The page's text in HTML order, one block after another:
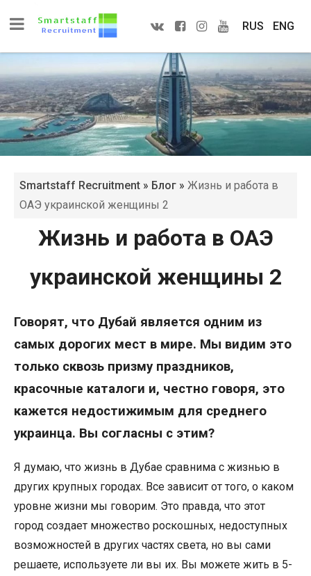
RUS ENG
Smartstaff Recruitment » Блог » Жизнь и работа в
ОАЭ украинской женщины 2
Жизнь и работа в ОАЭ
украинской женщины 2
Говорят, что Дубай является одним из
самых дорогих мест в мире. Мы видим это
только сквозь призму праздников,
красочные каталоги и, честно говоря, это
кажется недостижимым для среднего
украинца. Вы согласны с этим?
Я думаю, что жизнь в Дубае сравнима с жизнью в
других крупных городах. Все зависит от того, о каком
уровне жизни мы говорим. Это правда, что этот
город создает множество роскошных, недоступных
возможностей в других частях света, но вы сами
решаете, используете ли вы их. Вы можете жить в 5-